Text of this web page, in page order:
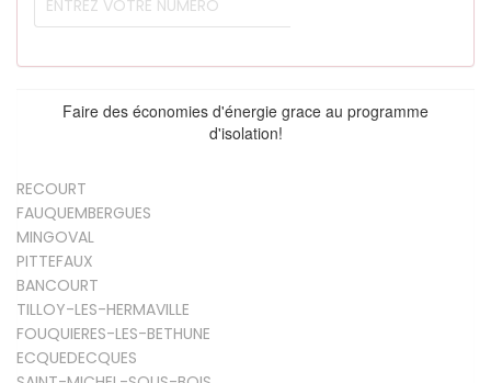
Faire des économies d'énergie grace au programme
d'isolation!
RECOURT
FAUQUEMBERGUES
MINGOVAL
PITTEFAUX
BANCOURT
TILLOY-LES-HERMAVILLE
FOUQUIERES-LES-BETHUNE
ECQUEDECQUES